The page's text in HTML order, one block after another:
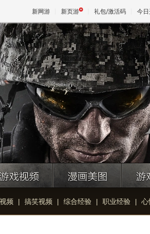
新网游 新页游 礼包/激活码 今
频 | 搞笑视频 | 综合经验 | 职业经验 | 心